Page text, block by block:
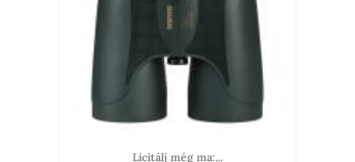
Licitálj még ma:...